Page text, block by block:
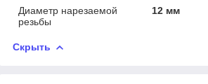
Диаметр нарезаемой
резьбы
12 мм
Скрыть